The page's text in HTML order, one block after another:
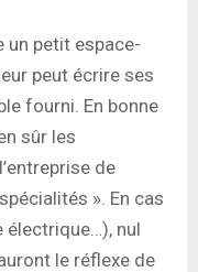
un petit espace-
peut écrire ses
fourni. En bonne
sûr les
de
». En cas
électrique…), nul
le réflexe de